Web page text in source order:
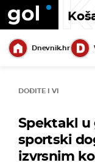
Dnevnik.hr
DOĐITE I VI
Spektakl u
sportski
izvrsnim